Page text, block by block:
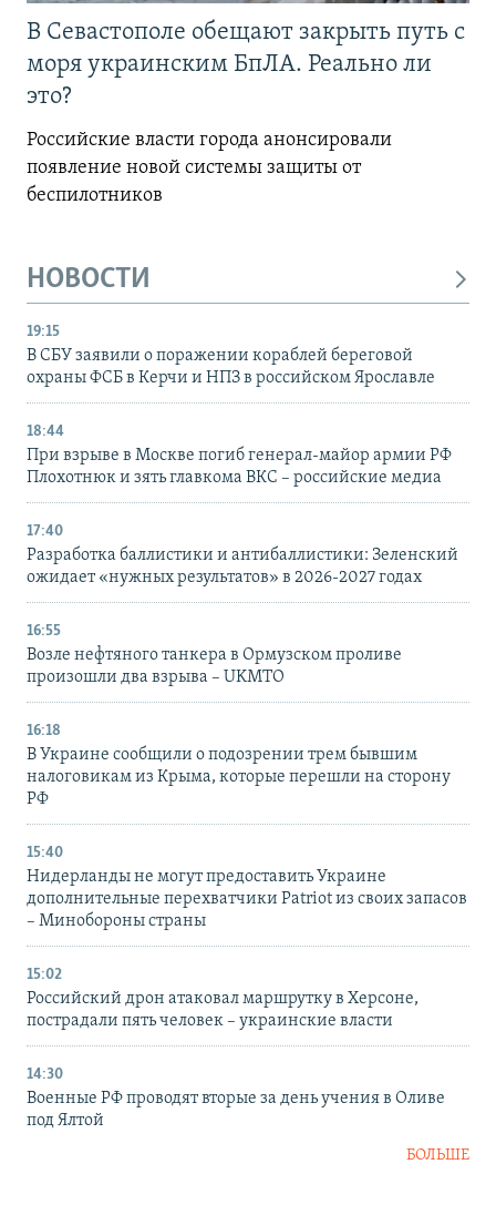
В Севастополе обещают закрыть путь с
моря украинским БпЛА. Реально ли
это?
Российские власти города анонсировали
появление новой системы защиты от
беспилотников
НОВОСТИ
19:15
В СБУ заявили о поражении кораблей береговой
охраны ФСБ в Керчи и НПЗ в российском Ярославле
18:44
При взрыве в Москве погиб генерал-майор армии РФ
Плохотнюк и зять главкома ВКС – российские медиа
17:40
Разработка баллистики и антибаллистики: Зеленский
ожидает «нужных результатов» в 2026-2027 годах
16:55
Возле нефтяного танкера в Ормузском проливе
произошли два взрыва – UKMTO
16:18
В Украине сообщили о подозрении трем бывшим
налоговикам из Крыма, которые перешли на сторону
РФ
15:40
Нидерланды не могут предоставить Украине
дополнительные перехватчики Patriot из своих запасов
– Минобороны страны
15:02
Российский дрон атаковал маршрутку в Херсоне,
пострадали пять человек – украинские власти
14:30
Военные РФ проводят вторые за день учения в Оливе
под Ялтой
БОЛЬШЕ